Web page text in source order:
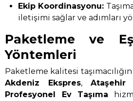
Ekip Koordinasyonu:
iletişimi sağlar ve adımları
Paketleme ve
Yöntemleri
Paketleme kalitesi
Akdeniz Ekspres, Ataşehir
Profesyonel Ev Taşıma